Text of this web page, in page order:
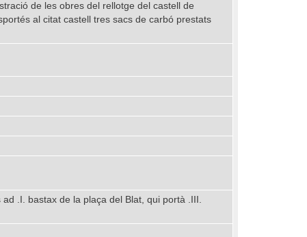
de les obres del rellotge del castell de
al citat castell tres sacs de carbó prestats
.I. bastax de la plaça del Blat, qui portà .III.